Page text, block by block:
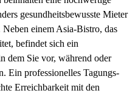
gesundheitsbewusste Mieter
einem Asia-Bistro, das
befindet sich ein
dem Sie vor, während oder
Ein professionelles Tagungs-
Erreichbarkeit mit den